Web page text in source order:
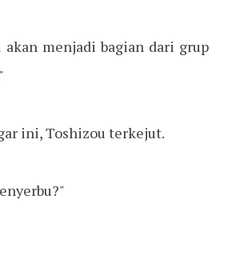
akan menjadi bagian dari grup
ini, Toshizou terkejut.